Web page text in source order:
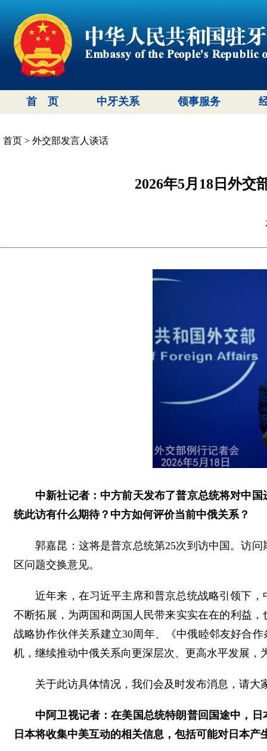
首 页 中牙关系 领事服务
首页 > 外交部发言人谈话
2026年5月18日外交
中新社记者：中方前天发布了普京总统将对中
统此访有什么期待？中方如何评价当前中俄关系？
郭嘉昆：这将是普京总统第25次到访中国。访
区问题交换意见。
近年来，在习近平主席和普京总统战略引领下
不断拓展，为两国和两国人民带来实实在在的利益
战略协作伙伴关系建立30周年、《中俄睦邻友好合
机，继续推动中俄关系向更深层次、更高水平发展，
关于此访具体情况，我们会及时发布消息，请大
中阿卫视记者：在美国总统特朗普回国途中，
日本将收集中美互动的相关信息，包括可能对日本